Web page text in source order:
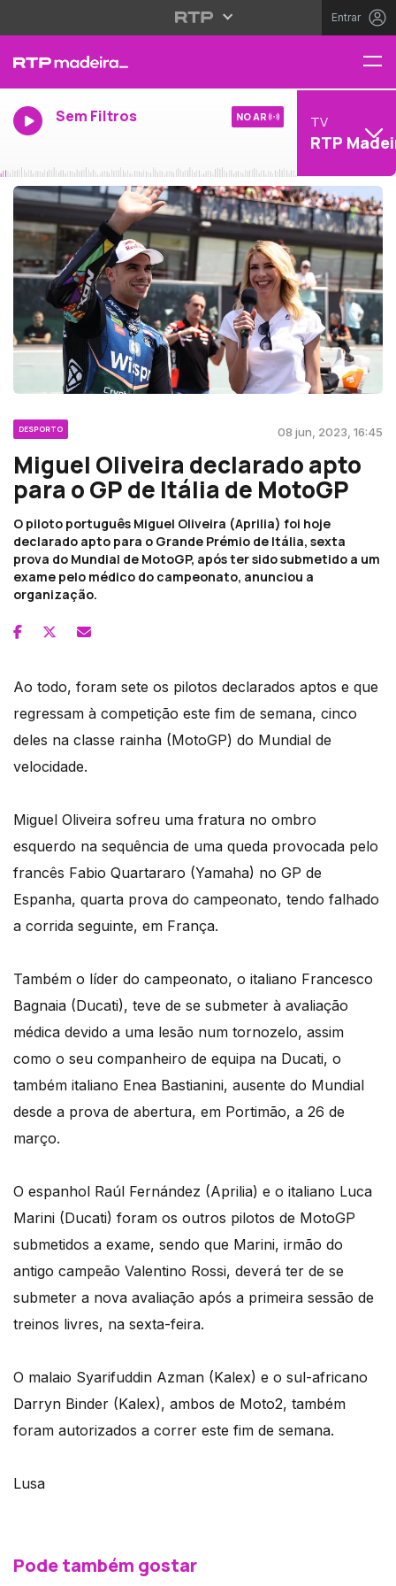
Entrar
Sem Filtros NO AR TV
RTP
DESPORTO 08 jun, 2023, 16:45
Miguel Oliveira declarado apto
para o GP de Itália de MotoGP
O piloto português Miguel Oliveira (Aprilia) foi hoje
declarado apto para o Grande Prémio de Itália, sexta
prova do Mundial de MotoGP, após ter sido submetido a um
exame pelo médico do campeonato, anunciou a
organização.
Ao todo, foram sete os pilotos declarados aptos e que
regressam à competição este fim de semana, cinco
deles na classe rainha (MotoGP) do Mundial de
velocidade.
Miguel Oliveira sofreu uma fratura no ombro
esquerdo na sequência de uma queda provocada pelo
francês Fabio Quartararo (Yamaha) no GP de
Espanha, quarta prova do campeonato, tendo falhado
a corrida seguinte, em França.
Também o líder do campeonato, o italiano Francesco
Bagnaia (Ducati), teve de se submeter à avaliação
médica devido a uma lesão num tornozelo, assim
como o seu companheiro de equipa na Ducati, o
também italiano Enea Bastianini, ausente do Mundial
desde a prova de abertura, em Portimão, a 26 de
março.
O espanhol Raúl Fernández (Aprilia) e o italiano Luca
Marini (Ducati) foram os outros pilotos de MotoGP
submetidos a exame, sendo que Marini, irmão do
antigo campeão Valentino Rossi, deverá ter de se
submeter a nova avaliação após a primeira sessão de
treinos livres, na sexta-feira.
O malaio Syarifuddin Azman (Kalex) e o sul-africano
Darryn Binder (Kalex), ambos de Moto2, também
foram autorizados a correr este fim de semana.
Lusa
Pode também gostar